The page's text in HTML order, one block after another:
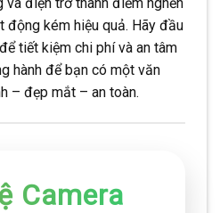
động kém hiệu quả. Hãy đầu
tiết kiệm chi phí và an tâm
hành để bạn có một văn
– đẹp mắt – an toàn.
Camera